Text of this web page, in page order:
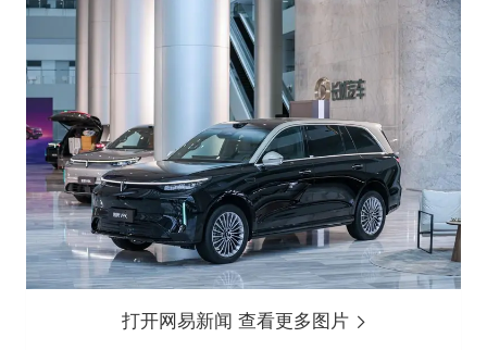
打开网易新闻 查看更多图片